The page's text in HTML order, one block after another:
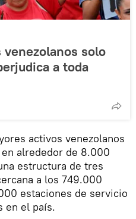
solo
a toda
activos venezolanos
alrededor de 8.000
estructura de tres
a los 749.000
estaciones de servicio
en el país.